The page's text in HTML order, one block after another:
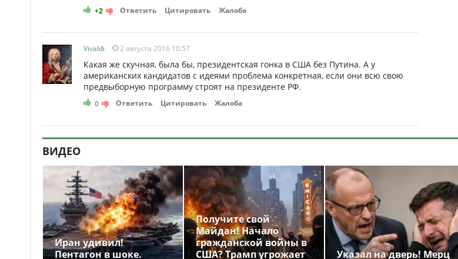
+2 Ответить Цитировать Жалоба
Vivaldi 2 августа 2016 10:57
Какая же скучная, была бы, президентская гонка в США без Путина. А у
американских кандидатов с идеями проблема конкретная, если они всю свою
предвыборную программу строят на президенте РФ.
0 Ответить Цитировать Жалоба
ВИДЕО
Иран удивил!
Пентагон в шоке.
Получите свой
Майдан! Начало
гражданской войны в
США? Трамп угрожает
Указал на дверь! Мерц